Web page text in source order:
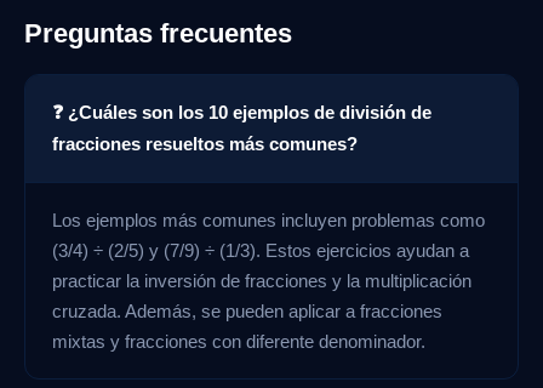
Preguntas frecuentes
❓ ¿Cuáles son los 10 ejemplos de división de
fracciones resueltos más comunes?
Los ejemplos más comunes incluyen problemas como
(3/4) ÷ (2/5) y (7/9) ÷ (1/3). Estos ejercicios ayudan a
practicar la inversión de fracciones y la multiplicación
cruzada. Además, se pueden aplicar a fracciones
mixtas y fracciones con diferente denominador.